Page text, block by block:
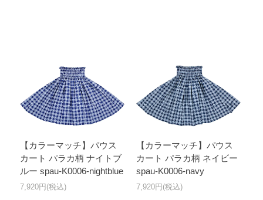
【カラーマッチ】パウス
カート パラカ柄 ナイトブ
ルー spau-K0006-nightblue
7,920円(税込)
【カラーマッチ】パウス
カート パラカ柄 ネイビー
spau-K0006-navy
7,920円(税込)